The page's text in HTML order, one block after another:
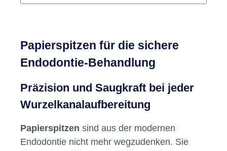
Papierspitzen für die sichere
Endodontie-Behandlung
Präzision und Saugkraft bei jeder
Wurzelkanalaufbereitung
Papierspitzen sind aus der modernen
Endodontie nicht mehr wegzudenken. Sie